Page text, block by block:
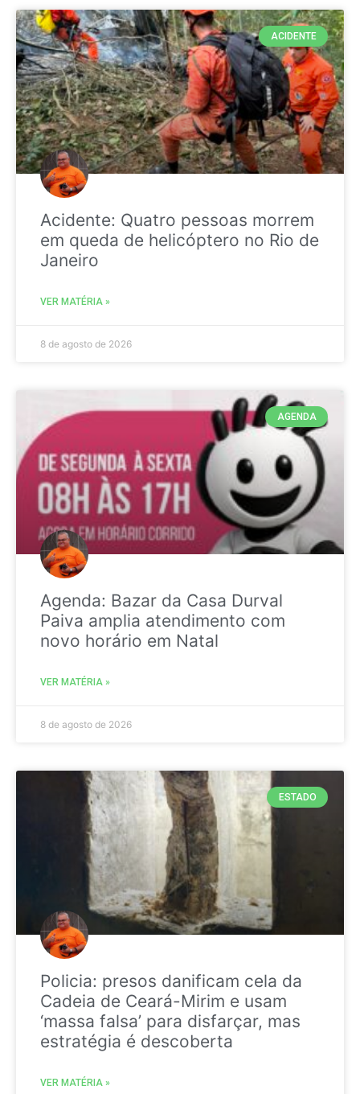
ACIDENTE
Acidente: Quatro pessoas morrem
em queda de helicóptero no Rio de
Janeiro
VER MATÉRIA »
8 de agosto de 2026
AGENDA
Agenda: Bazar da Casa Durval
Paiva amplia atendimento com
novo horário em Natal
VER MATÉRIA »
8 de agosto de 2026
ESTADO
Policia: presos danificam cela da
Cadeia de Ceará-Mirim e usam
‘massa falsa’ para disfarçar, mas
estratégia é descoberta
VER MATÉRIA »